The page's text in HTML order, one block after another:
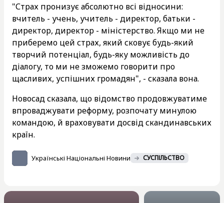
"Страх пронизує абсолютно всі відносини:
вчитель - учень, учитель - директор, батьки -
директор, директор - міністерство. Якщо ми не
приберемо цей страх, який сковує будь-який
творчий потенціал, будь-яку можливість до
діалогу, то ми не зможемо говорити про
щасливих, успішних громадян", - сказала вона.
Новосад сказала, що відомство продовжуватиме
впроваджувати реформу, розпочату минулою
командою, й враховувати досвід скандинавських
країн.
Українські Національні Новини СУСПІЛЬСТВО